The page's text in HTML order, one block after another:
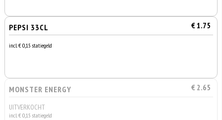
PEPSI 33CL € 1.75
incl. € 0,15 statiegeld
MONSTER ENERGY € 2.65
UITVERKOCHT
incl. € 0,15 statiegeld